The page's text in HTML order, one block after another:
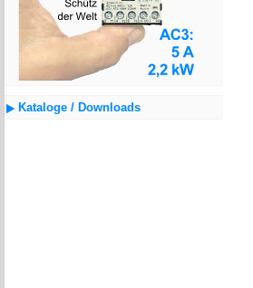
Kataloge / Downloads